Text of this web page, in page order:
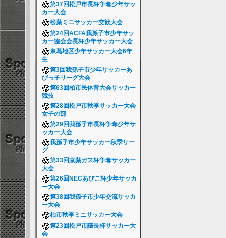
第37回松戸市長杯争奪少年サッ
カー大会
松葉ミニサッカー交歓大会
第24回ACFA我孫子市少年サッ
カー協会会長杯少年サッカー大会
東葛地区少年サッカー大会6年
生
第3回我孫子市少年サッカーあ
びっ子リーグ大会
第63回柏市民体育大会サッカー
競技
第28回松戸市秋季サッカー大会
女子の部
第29回我孫子市長杯争奪少年サ
ッカー大会
我孫子市少年サッカー秋季リー
グ
第33回京葉ガス杯争奪サッカー
大会
第26回NECあびこ杯少年サッカ
ー大会
第38回我孫子市少年交流サッカ
ー大会
柏市秋季ミニサッカー大会
第23回松戸市議長杯サッカー大
会